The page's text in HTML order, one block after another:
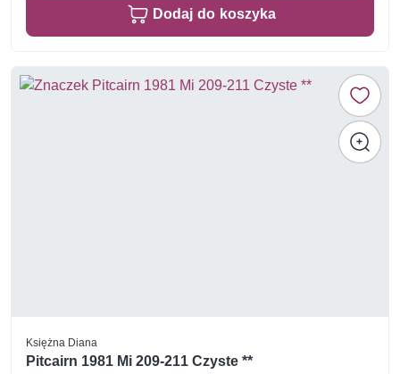
Dodaj do koszyka
Księżna Diana
Pitcairn 1981 Mi 209-211 Czyste **